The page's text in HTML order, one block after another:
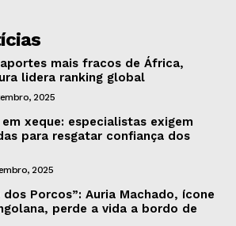
mais fracos de África,
lidera ranking global
2025
xeque: especialistas exigem
para resgatar confiança dos
2025
dos Porcos”: Auria Machado, ícone
perde a vida a bordo de